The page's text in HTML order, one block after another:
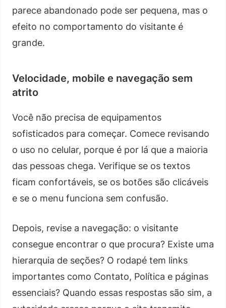
parece abandonado pode ser pequena, mas o
efeito no comportamento do visitante é
grande.
Velocidade, mobile e navegação sem
atrito
Você não precisa de equipamentos
sofisticados para começar. Comece revisando
o uso no celular, porque é por lá que a maioria
das pessoas chega. Verifique se os textos
ficam confortáveis, se os botões são clicáveis
e se o menu funciona sem confusão.
Depois, revise a navegação: o visitante
consegue encontrar o que procura? Existe uma
hierarquia de seções? O rodapé tem links
importantes como Contato, Política e páginas
essenciais? Quando essas respostas são sim, a